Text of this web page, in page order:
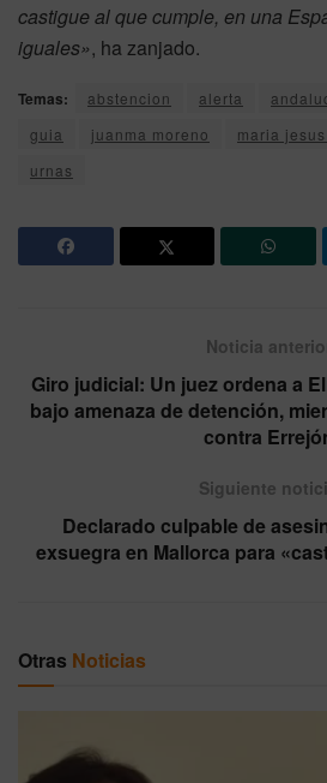
castigue al que cumple, en una
iguales», ha zanjado.
Temas: abstencion alerta
guia
juanma moreno maria
urnas
Noticia
Giro judicial: Un juez ordena a
bajo amenaza de detención,
contra
Siguiente
Declarado culpable de
exsuegra en Mallorca para
Otras Noticias